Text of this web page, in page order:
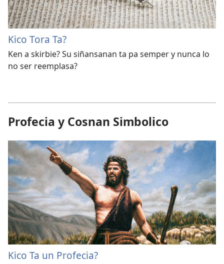
Kico Tora Ta?
Ken a skirbie? Su siñansanan ta pa semper y nunca lo
no ser reemplasa?
Profecia y Cosnan Simbolico
Kico Ta un Profecia?